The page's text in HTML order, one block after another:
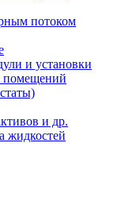
потоком
и установки
помещений
и др.
жидкостей